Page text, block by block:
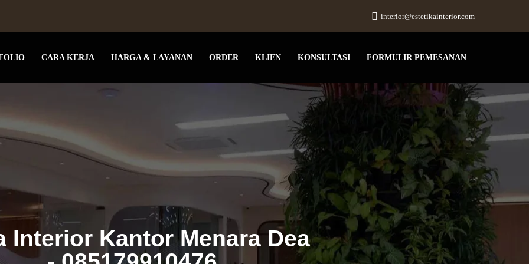
interior@estetikainterior.com
CARA KERJA HARGA & LAYANAN ORDER KLIEN KONSULTASI FORMULIR PEMESANAN
Interior Kantor Menara Dea